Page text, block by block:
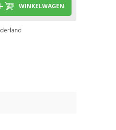
WINKELWAGEN